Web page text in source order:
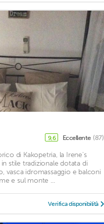
9,6 Eccellente (87)
di Kakopetria, la Irene's
stile tradizionale dotata di
vasca idromassaggio e balconi
e sul monte ...
Verifica disponibilità